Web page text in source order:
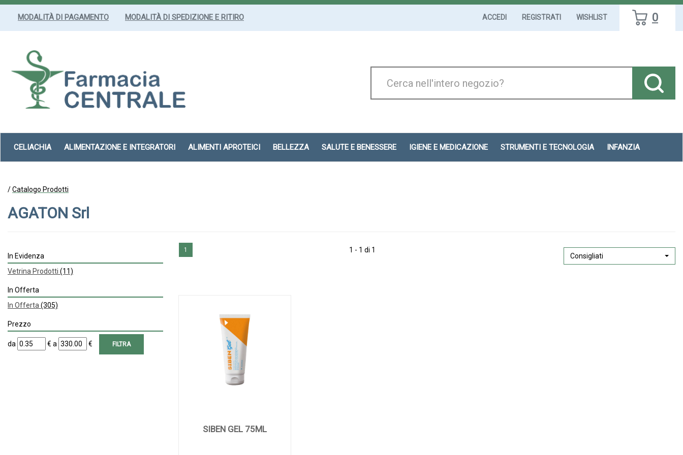
Passa
MODALITÀ DI PAGAMENTO MODALITÀ DI SPEDIZIONE E RITIRO ACCEDI REGISTRATI WISHLIST 0
Prodotto
CELIACHIA ALIMENTAZIONE E INTEGRATORI ALIMENTI APROTEICI BELLEZZA SALUTE E BENESSERE IGIENE E MEDICAZIONE STRUMENTI E TECNOLOGIA INFANZIA
/Catalogo Prodotti
AGATON Srl
In Evidenza
Vetrina Prodotti (11)
In Offerta
In Offerta (305)
Prezzo
filtra
da
da €
filtra
a
a €
1 1 - 1 di 1
Consigliati
SIBEN GEL 75ML